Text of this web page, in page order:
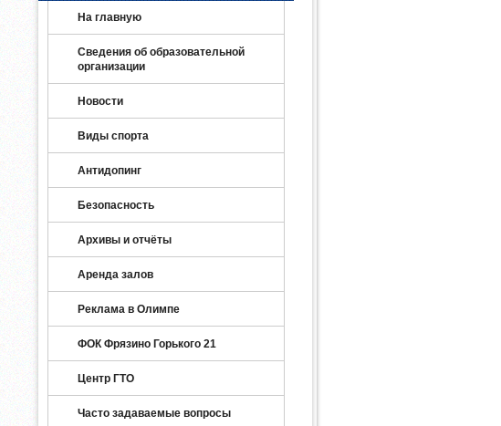
На главную
Сведения об образовательной
организации
Новости
Виды спорта
Антидопинг
Безопасность
Архивы и отчёты
Аренда залов
Реклама в Олимпе
ФОК Фрязино Горького 21
Центр ГТО
Часто задаваемые вопросы